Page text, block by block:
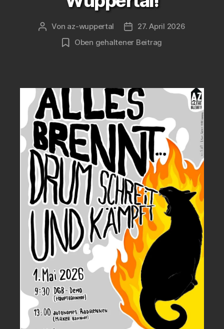
Beitragsautor
Von az-wuppertal Veröffentlichungsdatum
27. April 2026
Oben gehaltener Beitrag